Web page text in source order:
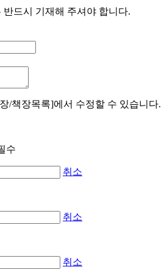
반드시 기재해 주셔야 합니다.
/책장목록]에서 수정할 수 있습니다.
취소
취소
취소